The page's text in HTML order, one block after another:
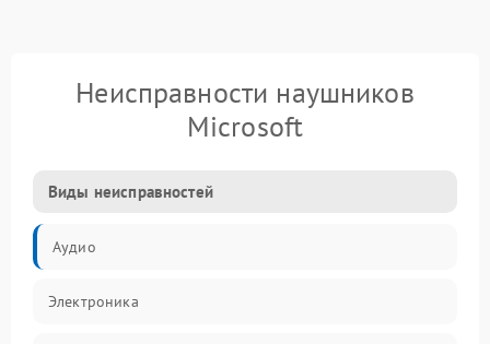
Неисправности наушников
Microsoft
Виды неисправностей
Аудио
Электроника